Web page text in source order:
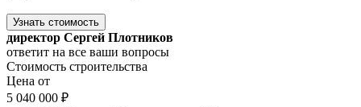
Узнать стоимость
директор Сергей Плотников
ответит на все ваши вопросы
Стоимость строительства
Цена от
5 040 000 ₽